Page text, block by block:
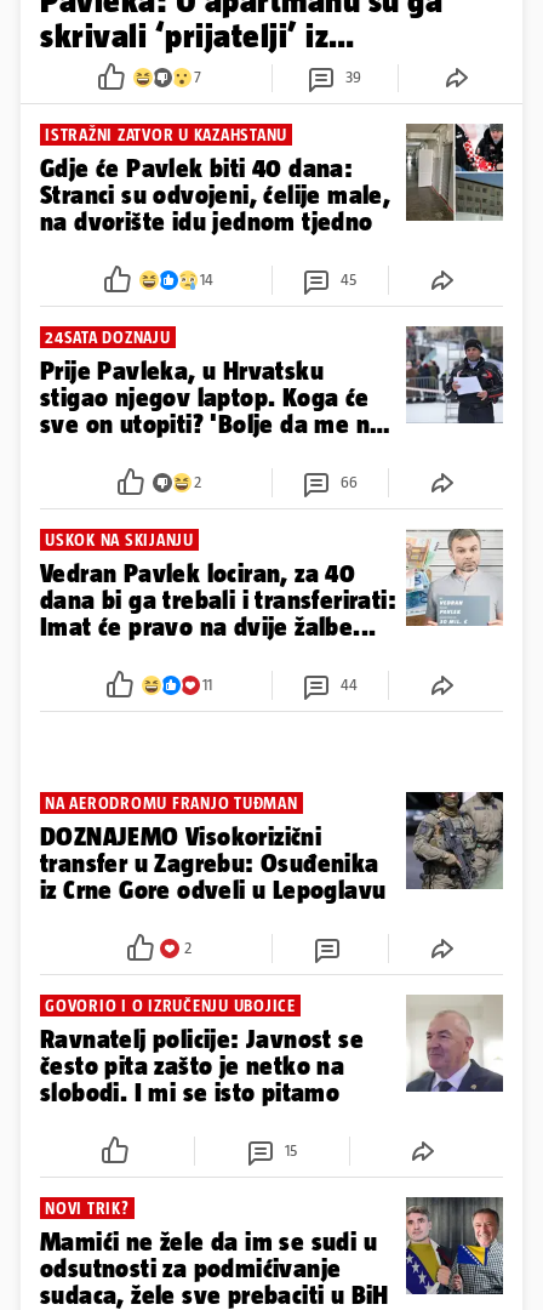
skrivali ‘prijatelji’ iz
Kazahstana
7 39
ISTRAŽNI ZATVOR U KAZAHSTANU
Gdje će Pavlek biti 40 dana:
Stranci su odvojeni, ćelije male,
na dvorište idu jednom tjedno
14 45
24SATA DOZNAJU
Prije Pavleka, u Hrvatsku
stigao njegov laptop. Koga će
sve on utopiti? 'Bolje da me ne
2 66
USKOK NA SKIJANJU
Vedran Pavlek lociran, za 40
dana bi ga trebali i transferirati:
Imat će pravo na dvije žalbe...
11 44
NA AERODROMU FRANJO TUĐMAN
DOZNAJEMO Visokorizični
transfer u Zagrebu: Osuđenika
iz Crne Gore odveli u Lepoglavu
2
GOVORIO I O IZRUČENJU UBOJICE
Ravnatelj policije: Javnost se
često pita zašto je netko na
slobodi. I mi se isto pitamo
15
NOVI TRIK?
Mamići ne žele da im se sudi u
odsutnosti za podmićivanje
sudaca, žele sve prebaciti u BiH